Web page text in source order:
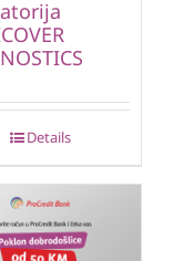
Details